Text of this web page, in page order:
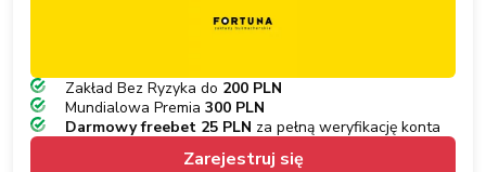
Zakład Bez Ryzyka do 200 PLN
Mundialowa Premia 300 PLN
Darmowy freebet 25 PLN za pełną weryfikację konta
Zarejestruj się